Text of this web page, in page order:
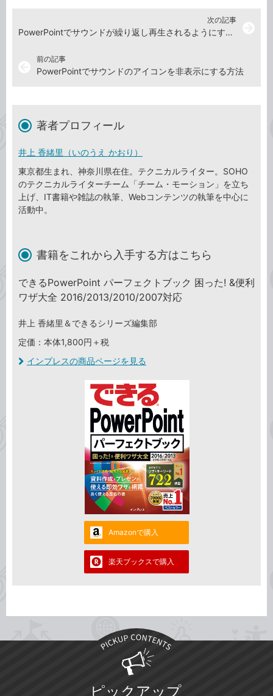
前の記事
PowerPointでサウンドのアイコンを非表示にする方法
次の記事
PowerPointでサウンドが繰り返し再生されるようにする方法
著者プロフィール
井上 香緒里（いのうえ かおり）
東京都生まれ、神奈川県在住。テクニカルライター。SOHO
のテクニカルライターチーム「チーム・モーション」を立ち
上げ、IT書籍や雑誌の執筆、Webコンテンツの執筆を中心に
活動中。
書籍をこれから入手する方はこちら
できるPowerPoint パーフェクトブック 困った! &便利
ワザ大全 2016/2013/2010/2007対応
井上 香緒里＆できるシリーズ編集部
定価：本体1,800円＋税
インプレスの商品ページを見る
Amazonで購入
楽天ブックスで購入
ピックアップ